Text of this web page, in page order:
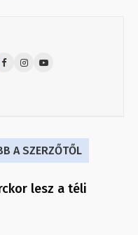
A SZERZŐTŐL
lesz a téli